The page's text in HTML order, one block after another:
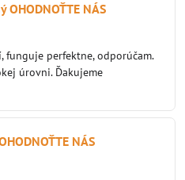
OHODNOŤTE NÁS
5
funguje perfektne, odporúčam.
úrovni. Ďakujeme
NÁS